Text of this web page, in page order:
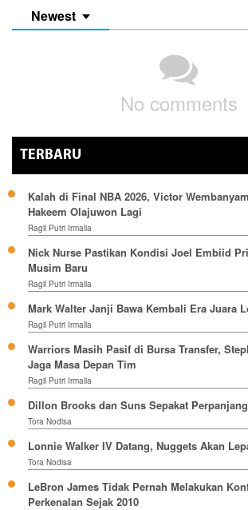
Newest
No comments
TERBARU
Kalah di Final NBA 2026, Victor
Hakeem Olajuwon Lagi
Ragil Putri Irmalia
Nick Nurse Pastikan Kondisi Joel Embiid
Musim Baru
Ragil Putri Irmalia
Mark Walter Janji Bawa Kembali Era Juara
Ragil Putri Irmalia
Warriors Masih Pasif di Bursa Transfer,
Jaga Masa Depan Tim
Ragil Putri Irmalia
Dillon Brooks dan Suns Sepakat
Tora Nodisa
Lonnie Walker IV Datang, Nuggets Akan
Tora Nodisa
LeBron James Tidak Pernah Melakukan
Perkenalan Sejak 2010